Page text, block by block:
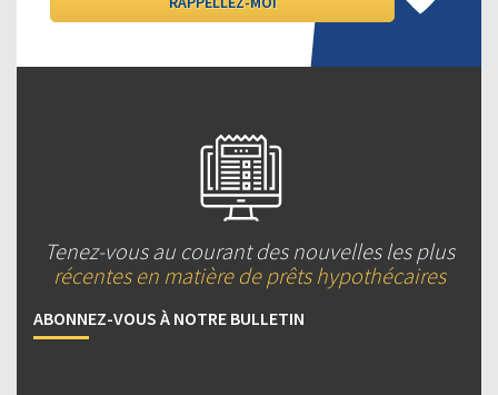
Tenez-vous au courant des nouvelles les plus
récentes en matière de prêts hypothécaires
ABONNEZ-VOUS À NOTRE BULLETIN